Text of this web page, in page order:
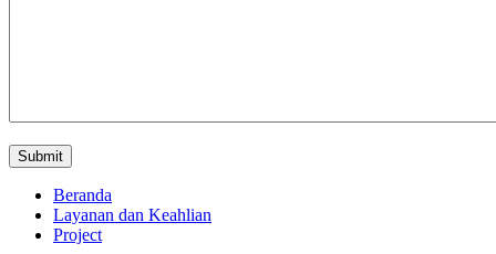
Beranda
Layanan dan Keahlian
Project